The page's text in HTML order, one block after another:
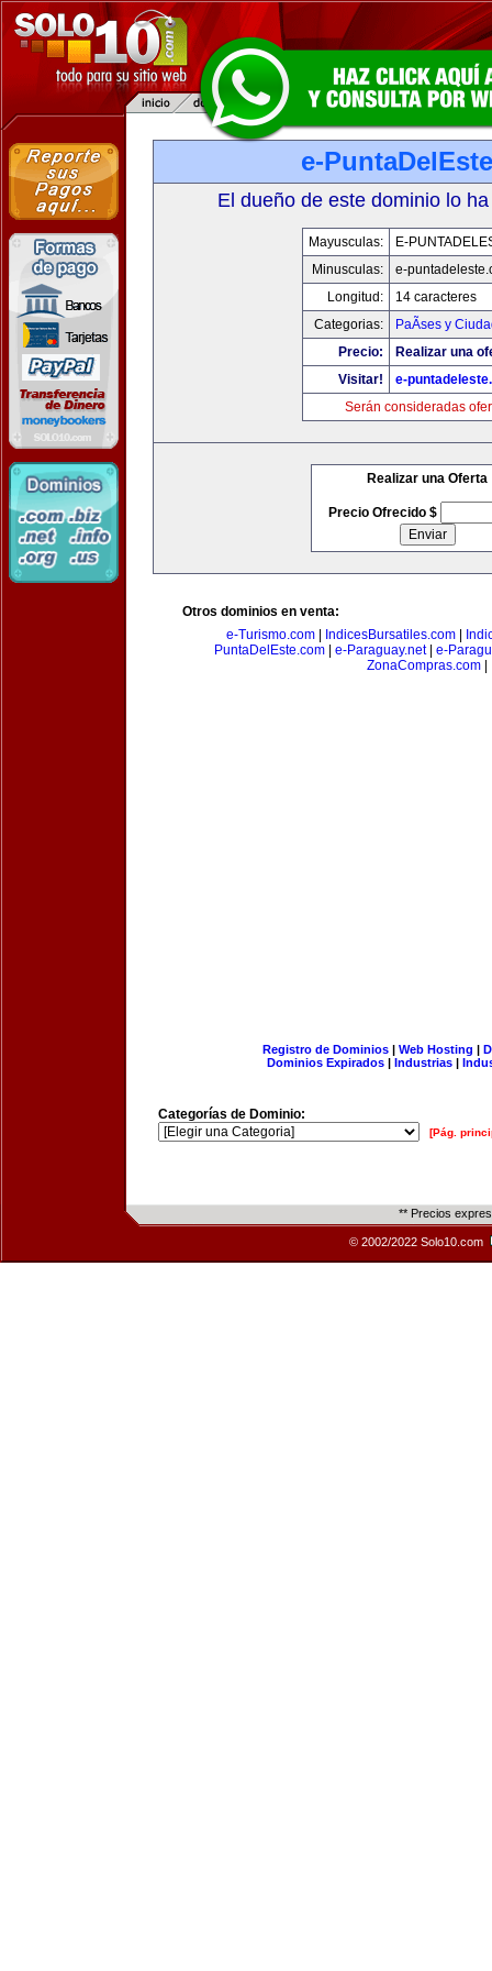
e-
El dueño de este dominio lo
Mayusculas:
E-
Minusculas:
e-
Longitud:
14 caracteres
Categorias:
PaÃ­ses y
Precio:
Realizar una
Visitar!
e-
Serán consideradas
Realizar una Oferta
Precio Ofrecido $
Otros dominios en venta:
e-Turismo.com| IndicesBursatiles.com|
PuntaDelEste.com| e-Paraguay.net| e-
ZonaCompras.com
Registro de Dominios| Web Hosting |
Dominios Expirados | Industrias |
Categorías de Dominio:
[Pág.
** Precios
© 2002/2022 Solo10.com